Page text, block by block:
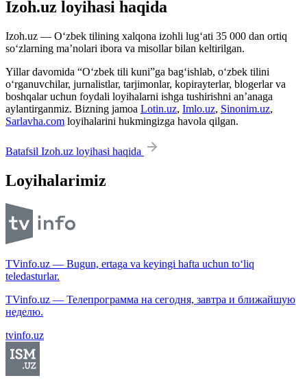
Izoh.uz loyihasi haqida
Izoh.uz — O‘zbek tilining xalqona izohli lug‘ati 35 000 dan ortiq
so‘zlarning ma’nolari ibora va misollar bilan keltirilgan.
Yillar davomida “O‘zbek tili kuni”ga bag‘ishlab, o‘zbek tilini
o‘rganuvchilar, jurnalistlar, tarjimonlar, kopirayterlar, blogerlar va
boshqalar uchun foydali loyihalarni ishga tushirishni an’anaga
aylantirganmiz. Bizning jamoa Lotin.uz, Imlo.uz, Sinonim.uz,
Sarlavha.com loyihalarini hukmingizga havola qilgan.
Batafsil Izoh.uz loyihasi haqida
Loyihalarimiz
TVinfo.uz — Bugun, ertaga va keyingi hafta uchun to‘liq
teledasturlar.
TVinfo.uz — Телепрограмма на сегодня, завтра и ближайшую
неделю.
tvinfo.uz